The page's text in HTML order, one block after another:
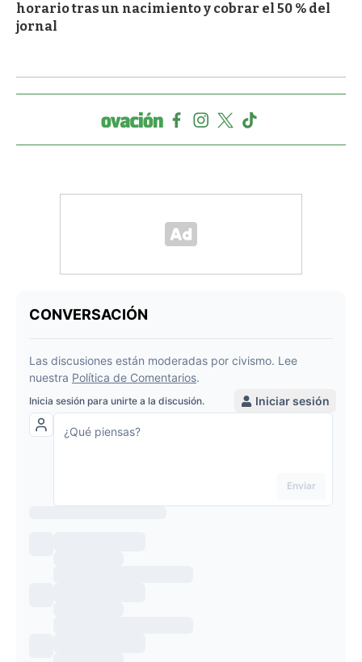
horario tras un nacimiento y cobrar el 50 % del
jornal